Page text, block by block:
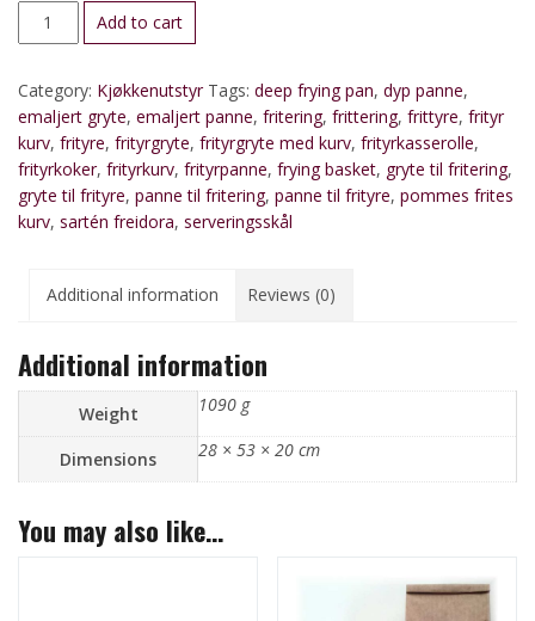
Frityrpanne
med
28
cm
quantity
Add to cart
Category: Kjøkkenutstyr Tags: deep frying pan, dyp panne,
emaljert gryte, emaljert panne, fritering, frittering, frittyre, frityr
kurv, frityre, frityrgryte, frityrgryte med kurv, frityrkasserolle,
frityrkoker, frityrkurv, frityrpanne, frying basket, gryte til fritering,
gryte til frityre, panne til fritering, panne til frityre, pommes frites
kurv, sartén freidora, serveringsskål
Additional information Reviews (0)
Additional information
Weight 1090 g
Dimensions 28 × 53 × 20 cm
You may also like…